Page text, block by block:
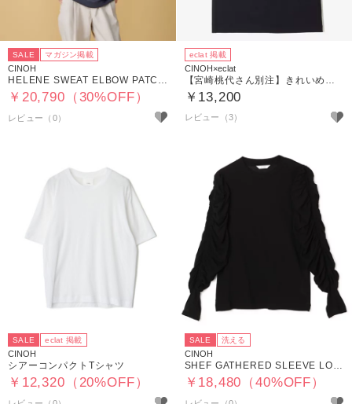
SALE マガジン掲載
CINOH
HELENE SWEAT ELBOW PATCH DETAIL PULLOVER
￥20,790（30%OFF）
eclat 掲載
CINOH×eclat
【宮崎桃代さん別注】きれいめノースリーブ
￥13,200
レビュー（3）
SALE eclat 掲載
CINOH
シアーコンパクトTシャツ
￥12,320（20%OFF）
SALE 洗える
CINOH
￥18,480（40%OFF）